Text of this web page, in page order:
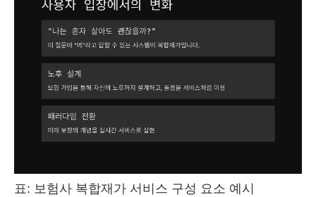
표: 보험사 복합재가 서비스 구성 요소 예시